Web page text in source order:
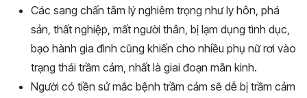
Các sang chấn tâm lý nghiêm trọng như ly hôn, phá
sản, thất nghiệp, mất người thân, bị lạm dụng tình dục,
bạo hành gia đình cũng khiến cho nhiều phụ nữ rơi vào
trạng thái trầm cảm, nhất là giai đoạn mãn kinh.
Người có tiền sử mắc bệnh trầm cảm sẽ dễ bị trầm cảm